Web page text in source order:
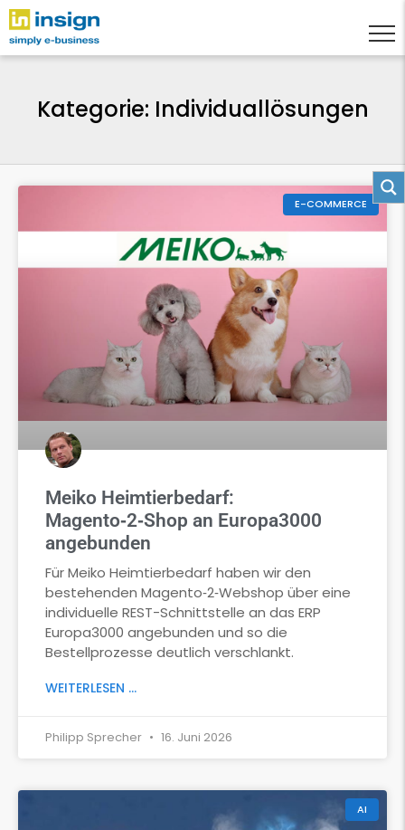
Kategorie: Individuallösungen
E-COMMERCE
Meiko Heimtierbedarf:
Magento‑2‑Shop an Europa3000
angebunden
Für Meiko Heimtierbedarf haben wir den
bestehenden Magento‑2‑Webshop über eine
individuelle REST-Schnittstelle an das ERP
Europa3000 angebunden und so die
Bestellprozesse deutlich verschlankt.
WEITERLESEN ...
Philipp Sprecher 16. Juni 2026
AI